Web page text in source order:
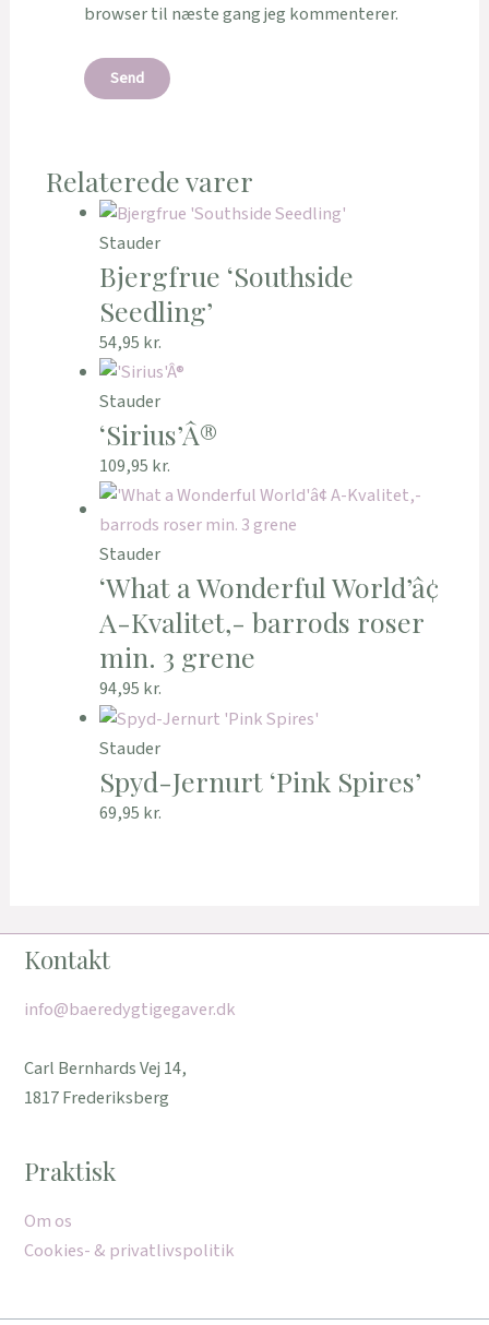
browser til næste gang jeg kommenterer.
Relaterede varer
Stauder
Bjergfrue ‘Southside
Seedling’
54,95 kr.
Stauder
‘Sirius’Â®
109,95 kr.
Stauder
‘What a Wonderful World’â¢
A-Kvalitet,- barrods roser
min. 3 grene
94,95 kr.
Stauder
Spyd-Jernurt ‘Pink Spires’
69,95 kr.
Kontakt
info@baeredygtigegaver.dk
Carl Bernhards Vej 14,
1817 Frederiksberg
Praktisk
Om os
Cookies- & privatlivspolitik